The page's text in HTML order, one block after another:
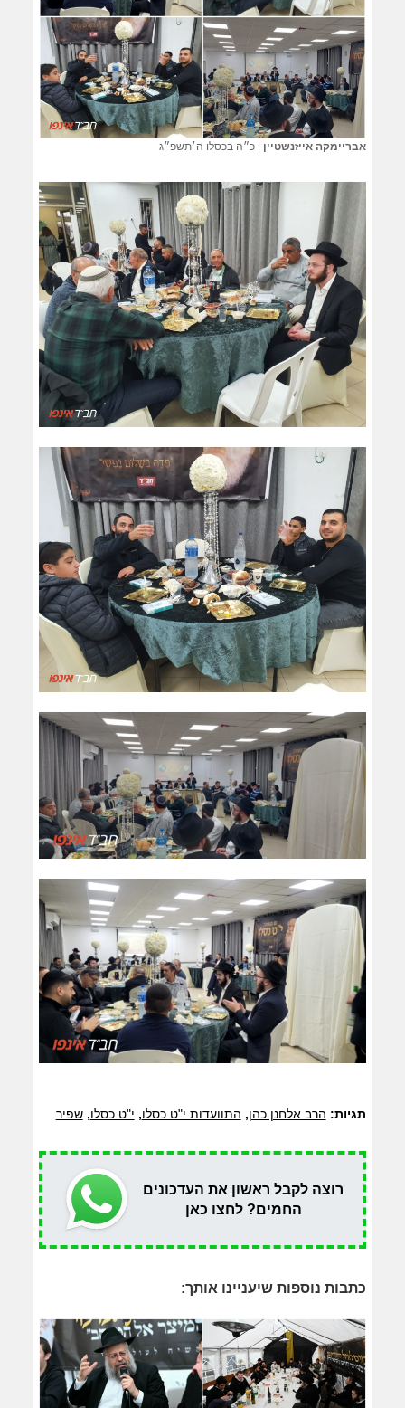
אבריימקה אייזנשטיין |כ״ה בכסלו ה׳תשפ״ג
תגיות: הרב אלחנן כהן, התוועדות י"ט כסלו, י"ט כסלו,שפיר
רוצה לקבל ראשון את העדכונים
החמים? לחצו כאן
כתבות נוספות שיעניינו אותך: